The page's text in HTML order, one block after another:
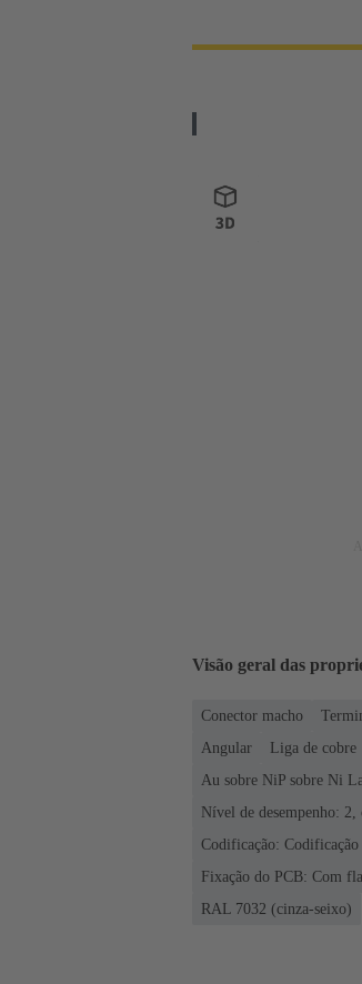
Visão geral das
Conector macho
Angular
Liga de cobre
Au sobre NiP sobre Ni
Nível de desempenho:
Codificação:
Fixação do PCB: Com
RAL 7032 (cinza-seixo)